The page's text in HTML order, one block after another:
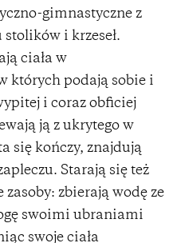
gimnastyczne z
stolików i krzeseł.
ciała w
których podają sobie i
i coraz obficiej
ją z ukrytego w
się kończy, znajdują
Starają się też
zbierają wodę ze
swoimi ubraniami
swoje ciała